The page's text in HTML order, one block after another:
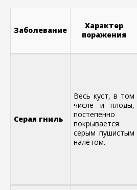
Заболевание
Характер
поражения
Серая гниль
Весь куст, в том
числе и плоды,
постепенно
покрывается
серым пушистым
налётом.